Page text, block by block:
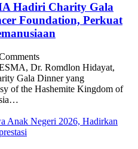
Hadiri Charity Gala
Foundation, Perkuat
Dr. Romdlon Hidayat,
Gala Dinner yang
of the Hashemite Kingdom of